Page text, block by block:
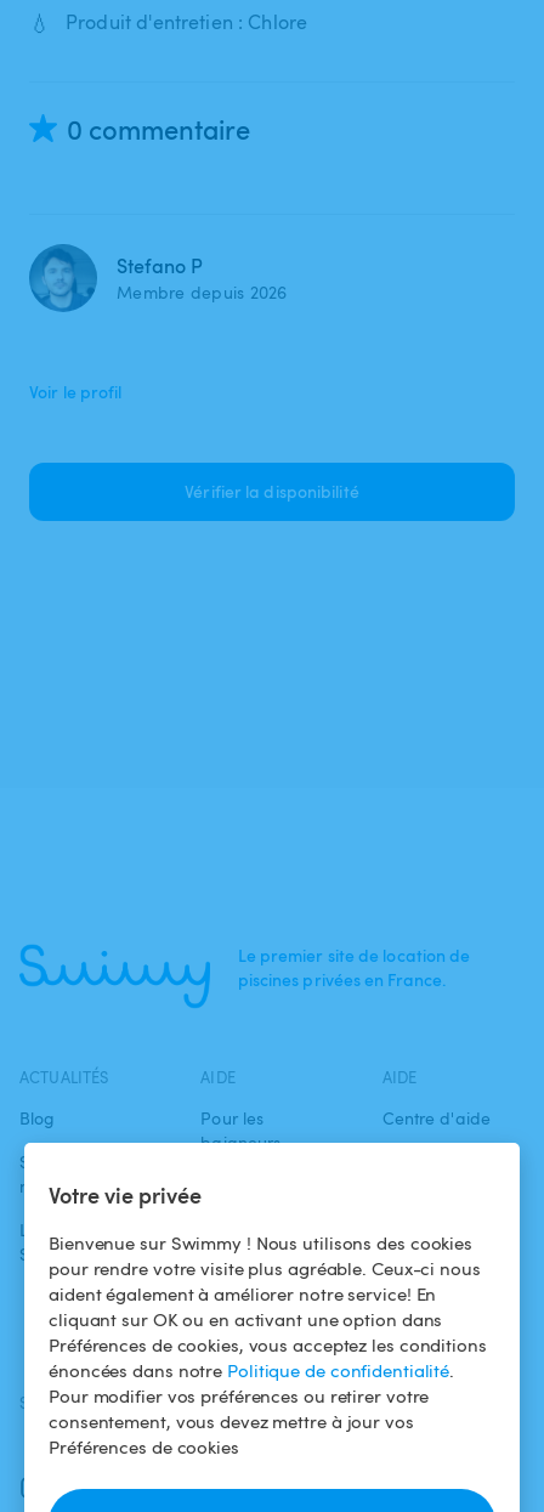
Votre vie privée
Bienvenue sur Swimmy ! Nous utilisons des cookies
pour rendre votre visite plus agréable. Ceux-ci nous
aident également à améliorer notre service! En
cliquant sur OK ou en activant une option dans
Préférences de cookies, vous acceptez les conditions
énoncées dans notre Politique de confidentialité.
Pour modifier vos préférences ou retirer votre
consentement, vous devez mettre à jour vos
Préférences de cookies
💧 Produit d'entretien : Chlore
0 commentaire
Stefano P
Membre depuis 2026
Voir le profil
Vérifier la disponibilité
Le premier site de location de
piscines privées en France.
ACTUALITÉS
Blog
Swimmy dans les
médias
L'aventure
Swimmy
AIDE
Pour les
baigneurs
Louer ma piscine
Comment ça
marche ?
AIDE
Centre d'aide
confidentialité
Mentions légales
SUIVEZ-NOUS
Facebook
Instagram
TÉLÉCHARGEZ L'APP